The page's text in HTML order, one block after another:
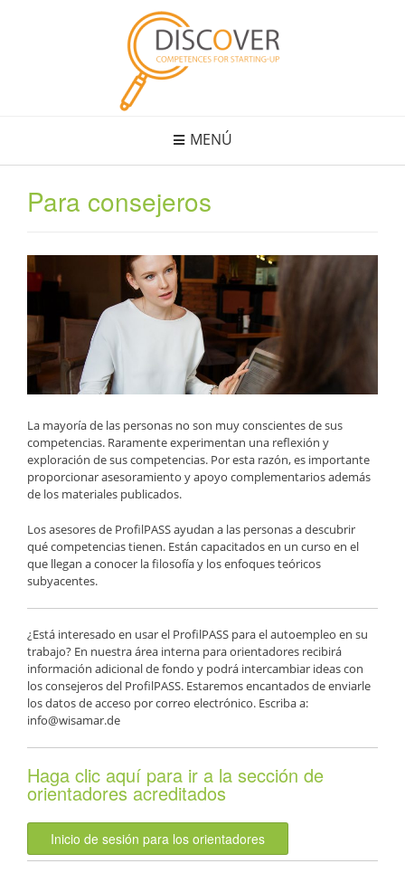
MENÚ
Para consejeros
La mayoría de las personas no son muy conscientes de sus
competencias. Raramente experimentan una reflexión y
exploración de sus competencias. Por esta razón, es importante
proporcionar asesoramiento y apoyo complementarios además
de los materiales publicados.
Los asesores de ProfilPASS ayudan a las personas a descubrir
qué competencias tienen. Están capacitados en un curso en el
que llegan a conocer la filosofía y los enfoques teóricos
subyacentes.
¿Está interesado en usar el ProfilPASS para el autoempleo en su
trabajo? En nuestra área interna para orientadores recibirá
información adicional de fondo y podrá intercambiar ideas con
los consejeros del ProfilPASS. Estaremos encantados de enviarle
los datos de acceso por correo electrónico. Escriba a:
info@wisamar.de
Haga clic aquí para ir a la sección de
orientadores acreditados
Inicio de sesión para los orientadores